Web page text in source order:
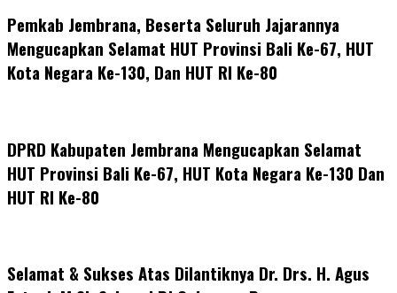
Pemkab Jembrana, Beserta Seluruh Jajarannya
Mengucapkan Selamat HUT Provinsi Bali Ke-67, HUT
Kota Negara Ke-130, Dan HUT RI Ke-80
DPRD Kabupaten Jembrana Mengucapkan Selamat
HUT Provinsi Bali Ke-67, HUT Kota Negara Ke-130 Dan
HUT RI Ke-80
Selamat & Sukses Atas Dilantiknya Dr. Drs. H. Agus